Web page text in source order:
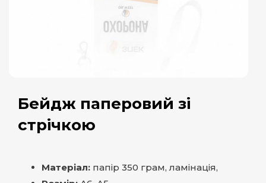
Бейдж паперовий зі
стрічкою
Матеріал: папір 350 грам, ламінація,